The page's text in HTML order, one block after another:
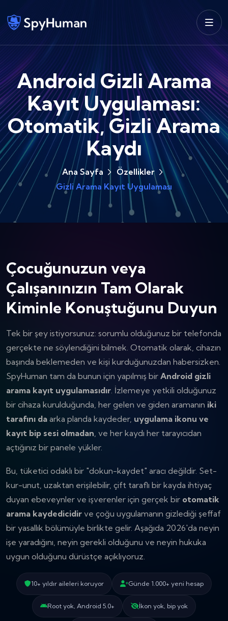
Android Gizli Arama
Kayıt Uygulaması:
Otomatik, Gizli Arama
Kaydı
Ana Sayfa
Özellikler
Gizli Arama Kayıt Uygulaması
Çocuğunuzun veya
Çalışanınızın Tam Olarak
Kiminle Konuştuğunu Duyun
Tek bir şey istiyorsunuz: sorumlu olduğunuz bir telefonda
gerçekte ne söylendiğini bilmek. Otomatik olarak, cihazın
başında beklemeden ve kişi kurduğunuzdan habersizken.
SpyHuman tam da bunun için yapılmış bir Android gizli
arama kayıt uygulamasıdır. İzlemeye yetkili olduğunuz
bir cihaza kurulduğunda, her gelen ve giden aramanın iki
tarafını da arka planda kaydeder, uygulama ikonu ve
kayıt bip sesi olmadan, ve her kaydı her tarayıcıdan
açtığınız bir panele yükler.
Bu, tüketici odaklı bir "dokun-kaydet" aracı değildir. Set-
kur-unut, uzaktan erişilebilir, çift taraflı bir kayda ihtiyaç
duyan ebeveynler ve işverenler için gerçek bir otomatik
arama kaydedicidir ve çoğu uygulamanın gizlediği şeffaf
bir yasallık bölümüyle birlikte gelir. Aşağıda 2026'da neyin
işe yaradığını, neyin gerekli olduğunu ve neyin hukuka
uygun olduğunu dürüstçe açıklıyoruz.
10+ yıldır aileleri koruyor Günde 1.000+ yeni hesap
Root yok, Android 5.0+ İkon yok, bip yok